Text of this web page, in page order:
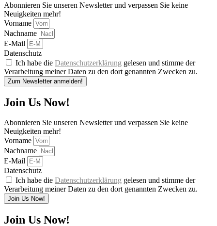
Abonnieren Sie unseren Newsletter und verpassen Sie keine
Neuigkeiten mehr!
Vorname
Nachname
E-Mail
Datenschutz
Ich habe die Datenschutzerklärung gelesen und stimme der
Verarbeitung meiner Daten zu den dort genannten Zwecken zu.
Zum Newsletter anmelden!
Join Us Now!
Abonnieren Sie unseren Newsletter und verpassen Sie keine
Neuigkeiten mehr!
Vorname
Nachname
E-Mail
Datenschutz
Ich habe die Datenschutzerklärung gelesen und stimme der
Verarbeitung meiner Daten zu den dort genannten Zwecken zu.
Join Us Now!
Join Us Now!